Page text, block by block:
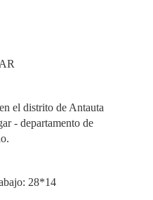
el distrito de Antauta
- departamento de
28*14